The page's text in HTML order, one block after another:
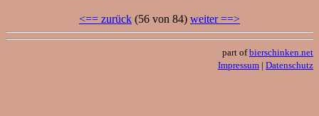
<== zurück (56 von 84) weiter ==>
part ofbierschinken.net
Impressum | Datenschutz